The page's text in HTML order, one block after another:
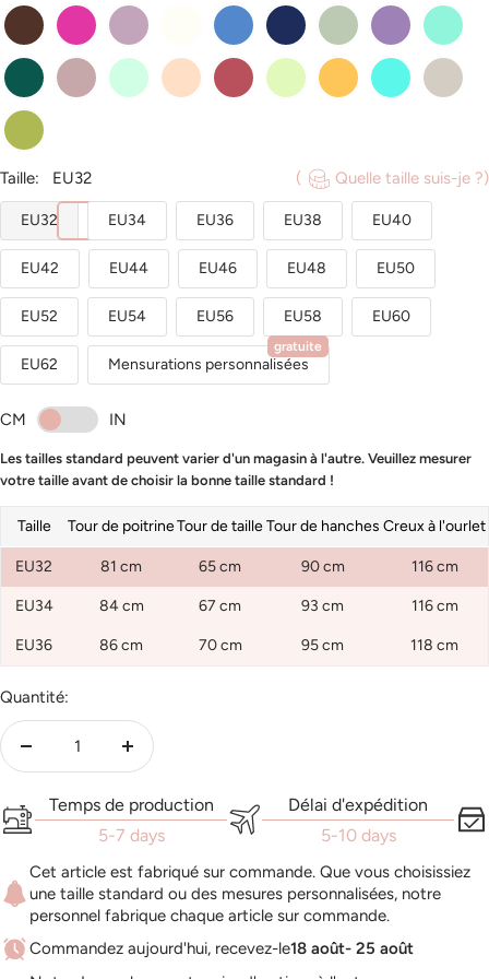
chocolatfuchsia glycine bleu bleu_marinesauge_poudree
tahiti turquoise
vert_foncevintage_mauve
vert_menthe
peche rose_cannelle
sauge souci spa taupe
trefle
Taille: EU32 ( Quelle taille suis-je ?)
EU32 EU34 EU36 EU38 EU40
EU42 EU44 EU46 EU48 EU50
EU52 EU54 EU56 EU58 EU60
EU62 Mensurations personnalisées
gratuite
CM IN
Les tailles standard peuvent varier d'un magasin à l'autre. Veuillez mesurer
votre taille avant de choisir la bonne taille standard !
Taille Tour de poitrineTour de tailleTour de hanches Creux à l'ourlet
EU32 81 cm 65 cm 90 cm 116 cm
EU34 84 cm 67 cm 93 cm 116 cm
EU36 86 cm 70 cm 95 cm 118 cm
Quantité:
Réduire
quantité
Augmenter
quantité
Temps de production
5-7 days
Délai d'expédition
5-10 days
Cet article est fabriqué sur commande. Que vous choisissiez
une taille standard ou des mesures personnalisées, notre
personnel fabrique chaque article sur commande.
Commandez aujourd'hui, recevez-le18 août- 25 août